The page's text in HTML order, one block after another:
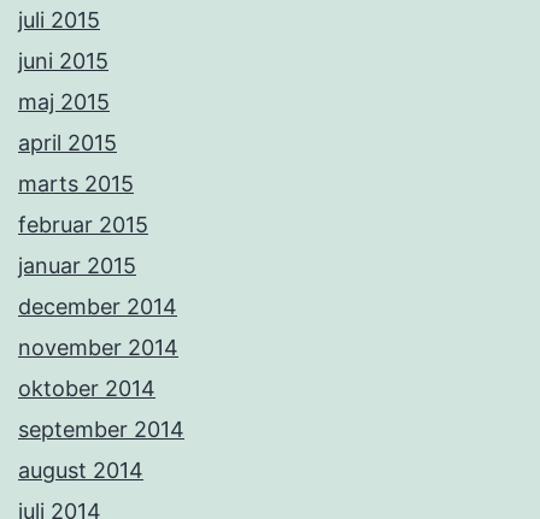
juli 2015
juni 2015
maj 2015
april 2015
marts 2015
februar 2015
januar 2015
december 2014
november 2014
oktober 2014
september 2014
august 2014
juli 2014